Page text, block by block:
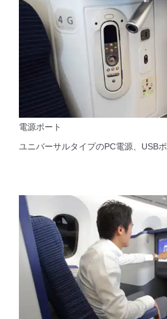
電源ポート
ユニバーサルタイプのPC電源、USB